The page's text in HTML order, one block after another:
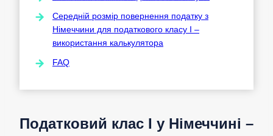
Середній розмір повернення податку з
Німеччини для податкового класу I –
використання калькулятора
FAQ
Податковий клас I у Німеччині –